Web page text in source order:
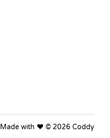
Made with ❤️ © 2026 Coddy